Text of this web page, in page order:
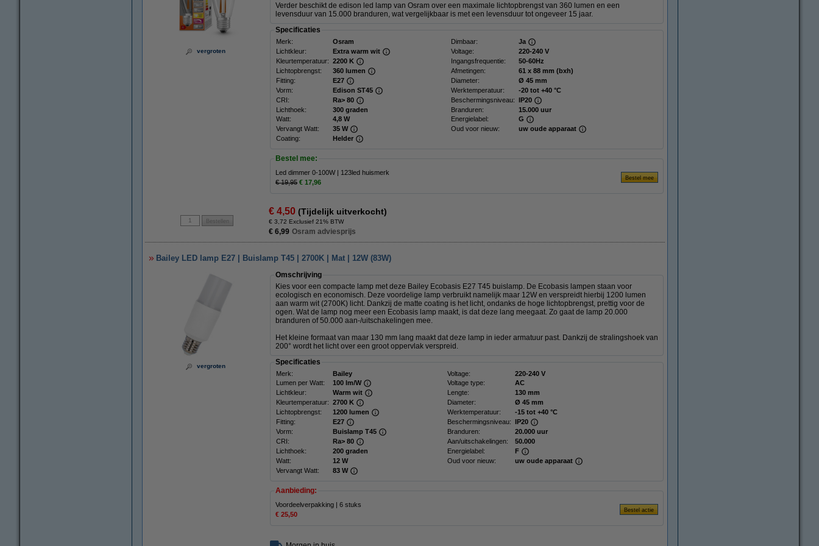
vergroten
Verder beschikt de edison led lamp van Osram over een maximale lichtopbrengst van 360 lumen en een
levensduur van 15.000 branduren, wat vergelijkbaar is met een levensduur tot ongeveer 15 jaar.
Specificaties
Merk: Osram Dimbaar:
Ja
Lichtkleur:
Extra warm wit Voltage:
220-240 V
Kleurtemperatuur: 2200 K Ingangsfrequentie:
50-60Hz
Lichtopbrengst:
360 lumen Afmetingen:
61 x 88 mm (bxh)
Fitting:
E27 Diameter:
Ø 45 mm
Vorm:
Edison ST45 Werktemperatuur:
-20 tot +40 °C
CRI:
Ra> 80 Beschermingsniveau: IP20
Lichthoek:
300 graden Branduren:
15.000 uur
Watt:
4,8 W Energielabel:
G
Vervangt Watt:
35 W Oud voor nieuw:
uw oude apparaat
Coating:
Helder
Bestel mee:
Led dimmer 0-100W | 123led huismerk
€ 19,95 € 17,96
€ 4,50 (Tijdelijk uitverkocht)
€ 3,72 Exclusief 21% BTW
€ 6,99 Osram adviesprijs
Bailey LED lamp E27 | Buislamp T45 | 2700K | Mat | 12W (83W)
vergroten
Omschrijving
Kies voor een compacte lamp met deze Bailey Ecobasis E27 T45 buislamp. De Ecobasis lampen staan voor
ecologisch en economisch. Deze voordelige lamp verbruikt namelijk maar 12W en verspreidt hierbij 1200 lumen
aan warm wit (2700K) licht. Dankzij de matte coating is het licht, ondanks de hoge lichtopbrengst, prettig voor de
ogen. Wat de lamp nog meer een Ecobasis lamp maakt, is dat deze lang meegaat. Zo gaat de lamp 20.000
branduren of 50.000 aan-/uitschakelingen mee.
Het kleine formaat van maar 130 mm lang maakt dat deze lamp in ieder armatuur past. Dankzij de stralingshoek van
200° wordt het licht over een groot oppervlak verspreid.
Specificaties
Merk: Bailey Voltage:
220-240 V
Lumen per Watt:
100 lm/W Voltage type:
AC
Lichtkleur:
Warm wit Lengte:
130 mm
Kleurtemperatuur: 2700 K Diameter:
Ø 45 mm
Lichtopbrengst:
1200 lumen Werktemperatuur:
-15 tot +40 °C
Fitting:
E27 Beschermingsniveau: IP20
Vorm:
Buislamp T45 Branduren:
20.000 uur
CRI:
Ra> 80 Aan/uitschakelingen:
50.000
Lichthoek:
200 graden Energielabel:
F
Watt:
12 W Oud voor nieuw:
uw oude apparaat
Vervangt Watt:
83 W
Aanbieding:
Voordeelverpakking | 6 stuks
€ 25,50